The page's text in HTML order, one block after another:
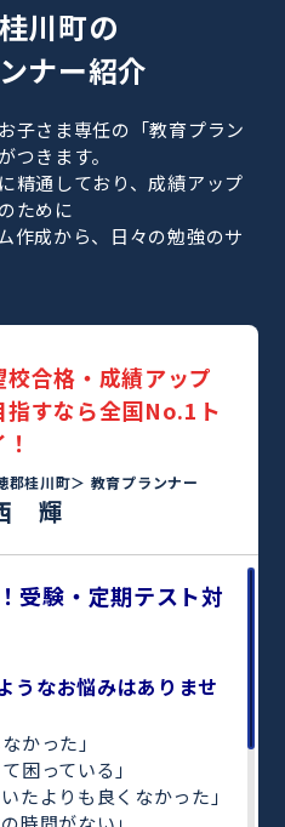
川町の
ナー紹介
子さま専任の「教育プラン
つきます。
精通しており、成績アップ
ために
作成から、日々の勉強のサ
校合格・成績アップ
指すなら全国No.1ト
郡桂川町＞ 教育プランナー
輝
受験・定期テスト対
うなお悩みはありませ
かった」
困っている」
たよりも良くなかった」